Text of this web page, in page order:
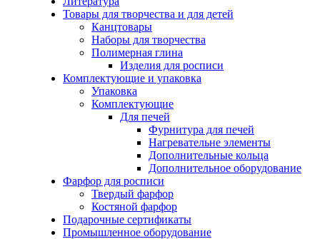
Товары для творчества и для детей
Канцтовары
Наборы для творчества
Полимерная глина
Изделия для росписи
Комплектующие и упаковка
Упаковка
Комплектующие
Для печей
Фурнитура для печей
Нагревательне элементы
Дополнительные кольца
Дополнительное оборудование
Фарфор для росписи
Твердый фарфор
Костяной фарфор
Подарочные сертификаты
Промышленное оборудование